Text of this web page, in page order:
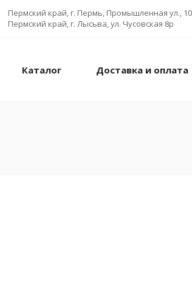
Пермский край, г. Пермь, Промышленная ул.,
Пермский край, г. Лысьва, ул. Чусовская 8р
Каталог Доставка и оплата